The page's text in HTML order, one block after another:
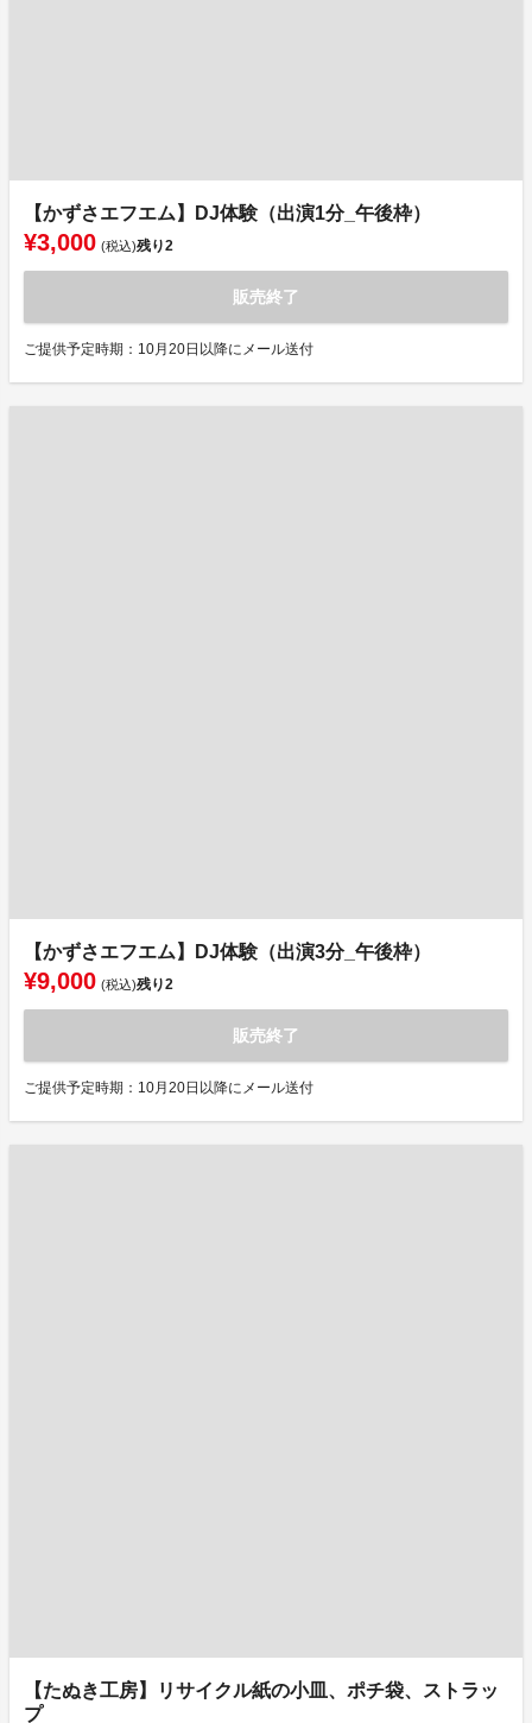
【かずさエフエム】DJ体験（出演1分_午後枠）
¥3,000 (税込)残り2
販売終了
ご提供予定時期：10月20日以降にメール送付
【かずさエフエム】DJ体験（出演3分_午後枠）
¥9,000 (税込)残り2
販売終了
ご提供予定時期：10月20日以降にメール送付
【たぬき工房】リサイクル紙の小皿、ポチ袋、ストラッ
プ